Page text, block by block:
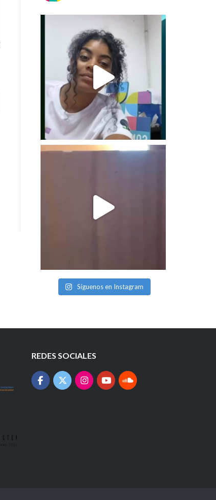
Síguenos en Instagram
REDES SOCIALES